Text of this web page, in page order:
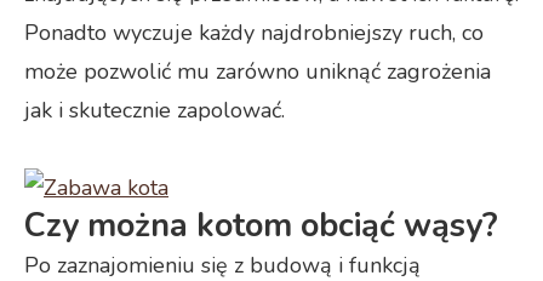
Ponadto wyczuje każdy najdrobniejszy ruch, co
może pozwolić mu zarówno uniknąć zagrożenia
jak i skutecznie zapolować.
Czy można kotom obciąć wąsy?
Po zaznajomieniu się z budową i funkcją